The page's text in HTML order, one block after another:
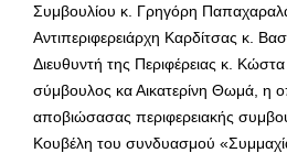
Συμβουλίου κ. Γρηγόρη
Αντιπεριφερειάρχη Καρδίτσας κ.
Διευθυντή της Περιφέρειας κ.
σύμβουλος κα Αικατερίνη Θωμά, η
αποβιώσασας περιφερειακής
Κουβέλη του συνδυασμού